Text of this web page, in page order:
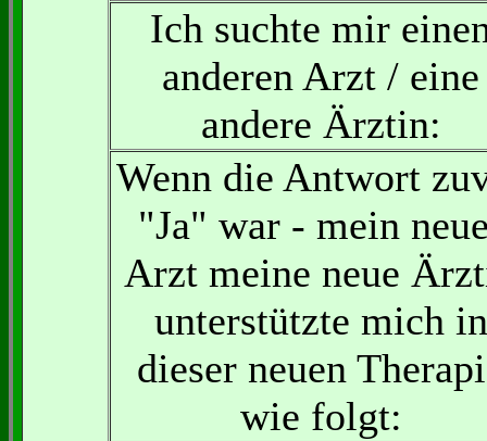
Ich suchte mir
anderen Arzt / eine
andere Ärztin:
Wenn die Antwort
"Ja" war - mein
Arzt meine neue
unterstützte mich in
dieser neuen
wie folgt: